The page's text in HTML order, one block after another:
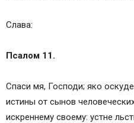
Слава:
Псалом 11.
Спаси мя, Господи; яко
истины от сынов
искреннему своему: устне